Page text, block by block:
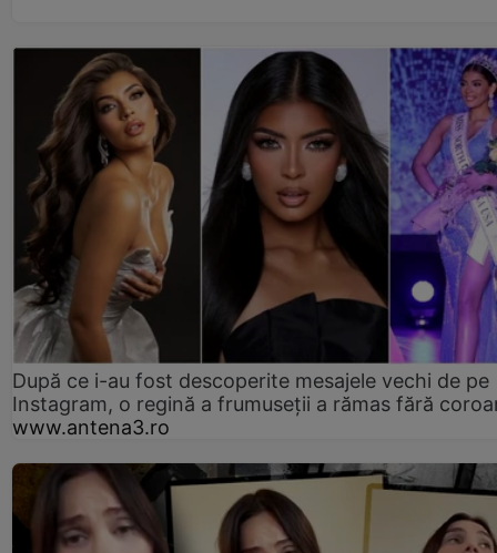
După ce i-au fost descoperite mesajele vechi de pe
Instagram, o regină a frumuseții a rămas fără
www.antena3.ro